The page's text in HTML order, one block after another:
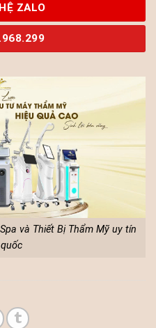
ZALO
và Thiết Bị Thẩm Mỹ uy tín